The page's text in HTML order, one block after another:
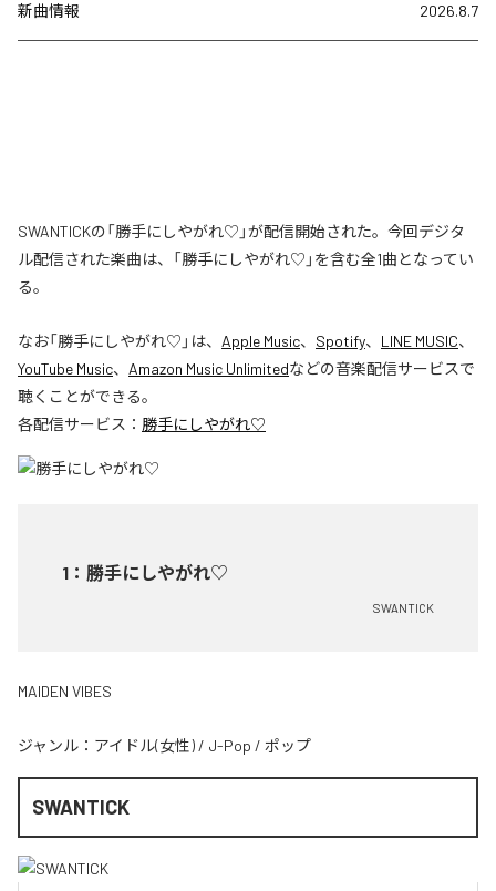
新曲情報 2026.8.7
SWANTICKの「勝手にしやがれ♡」が配信開始された。今回デジタ
ル配信された楽曲は、「勝手にしやがれ♡」を含む全1曲となってい
る。
なお「勝手にしやがれ♡ 」は、 Apple Music、 Spotify、 LINE MUSIC、
YouTube Music、 Amazon Music Unlimitedなどの音楽配信サービスで
聴くことができる。
各配信サービス： 勝手にしやがれ♡
1 ： 勝手にしやがれ♡
SWANTICK
MAIDEN VIBES
ジャンル： アイドル(女性) / J-Pop / ポップ
SWANTICK